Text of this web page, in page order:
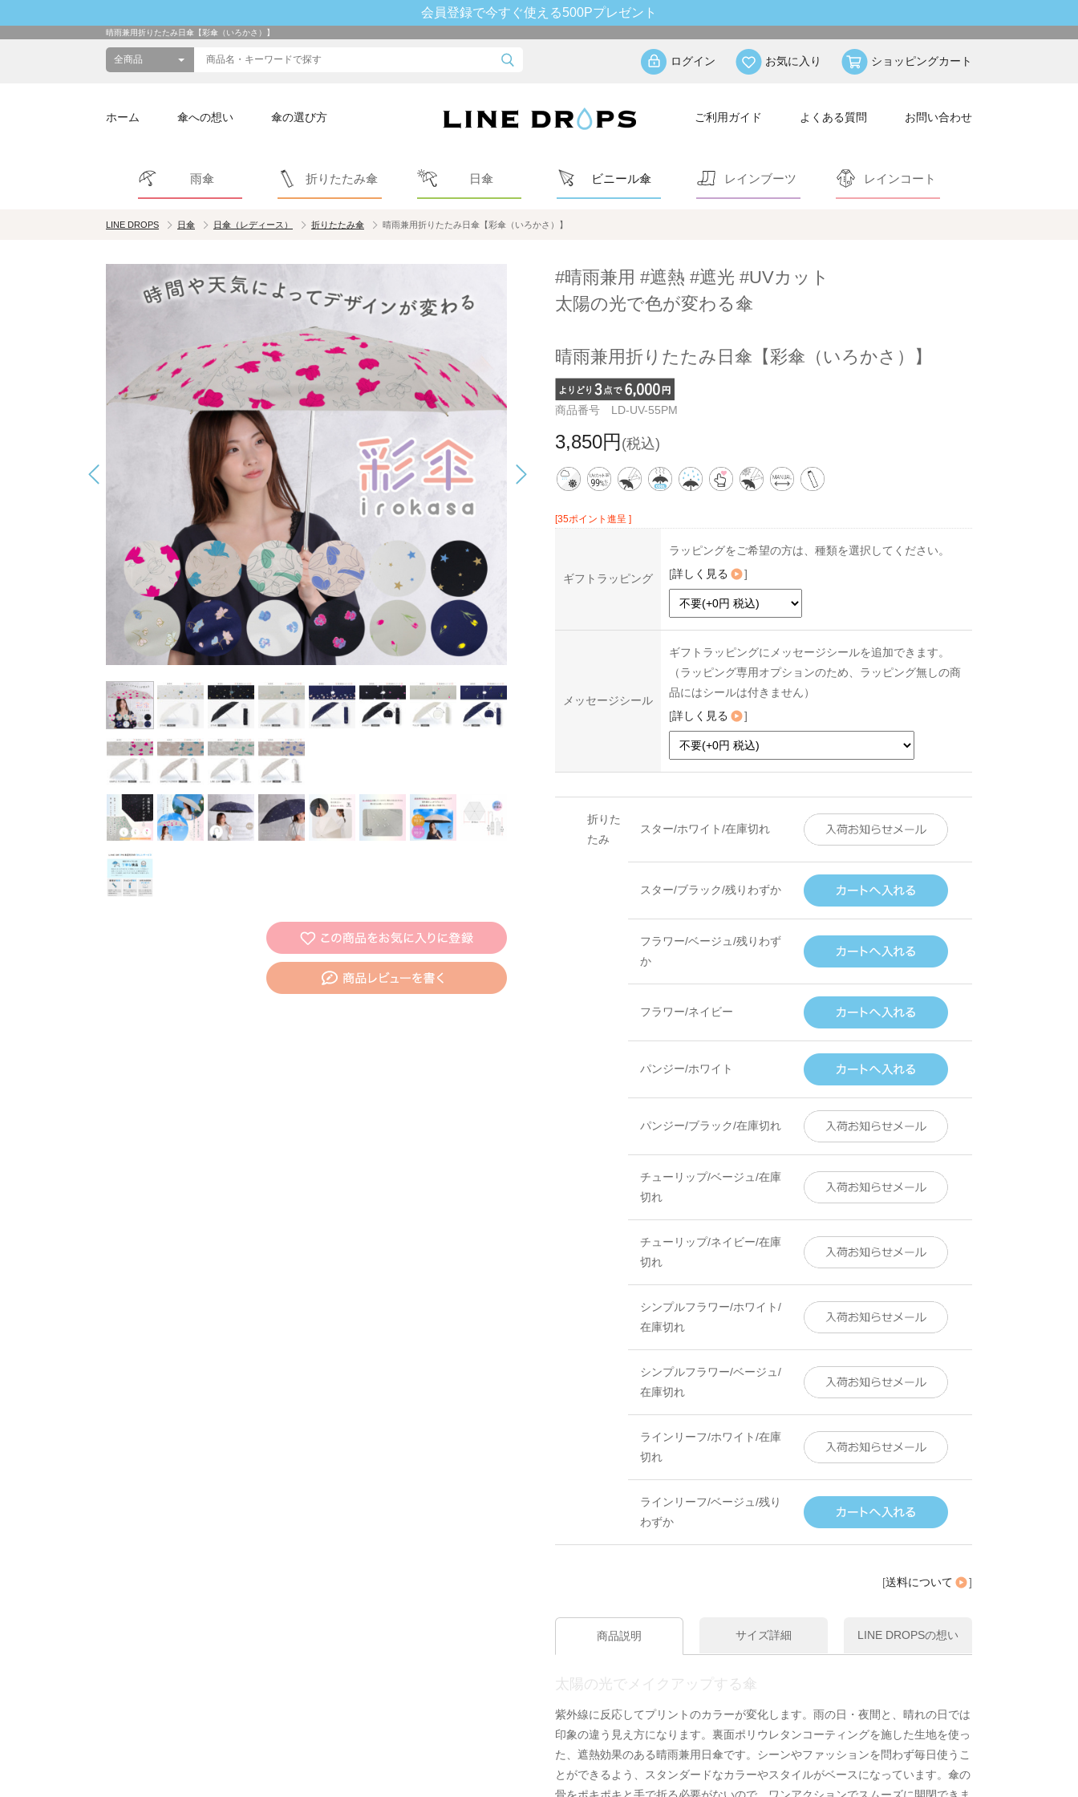
会員登録で今すぐ使える500Pプレゼント
晴雨兼用折りたたみ日傘【彩傘（いろかさ）】
ログイン お気に入り ショッピングカート
ホーム 傘への想い 傘の選び方 ご利用ガイド よくある質問 お問い合わせ
雨傘 折りたたみ傘 日傘 ビニール傘 レインブーツ レインコート
LINE DROPS 日傘 日傘（レディース） 折りたたみ傘 晴雨兼用折りたたみ日傘【彩傘（いろかさ）】
#晴雨兼用 #遮熱 #遮光 #UVカット
太陽の光で色が変わる傘
晴雨兼用折りたたみ日傘【彩傘（いろかさ）】
商品番号 LD-UV-55PM
3,850円 (税込)
[35ポイント進呈 ]
ギフトラッピング
ラッピングをご希望の方は、種類を選択してください。
[詳しく見る ]
メッセージシール
ギフトラッピングにメッセージシールを追加できます。
（ラッピング専用オプションのため、ラッピング無しの商
品にはシールは付きません）
[詳しく見る ]
折りた
たみ
スター/ホワイト/在庫切れ
スター/ブラック/残りわずか
フラワー/ベージュ/残りわず
か
フラワー/ネイビー
パンジー/ホワイト
パンジー/ブラック/在庫切れ
チューリップ/ベージュ/在庫
切れ
チューリップ/ネイビー/在庫
切れ
シンプルフラワー/ホワイト/
在庫切れ
シンプルフラワー/ベージュ/
在庫切れ
ラインリーフ/ホワイト/在庫
切れ
ラインリーフ/ベージュ/残り
わずか
[送料について ]
商品説明 サイズ詳細 LINE DROPSの想い
太陽の光でメイクアップする傘
紫外線に反応してプリントのカラーが変化します。雨の日・夜間と、晴れの日では
印象の違う見え方になります。裏面ポリウレタンコーティングを施した生地を使っ
た、遮熱効果のある晴雨兼用日傘です。シーンやファッションを問わず毎日使うこ
とができるよう、スタンダードなカラーやスタイルがベースになっています。傘の